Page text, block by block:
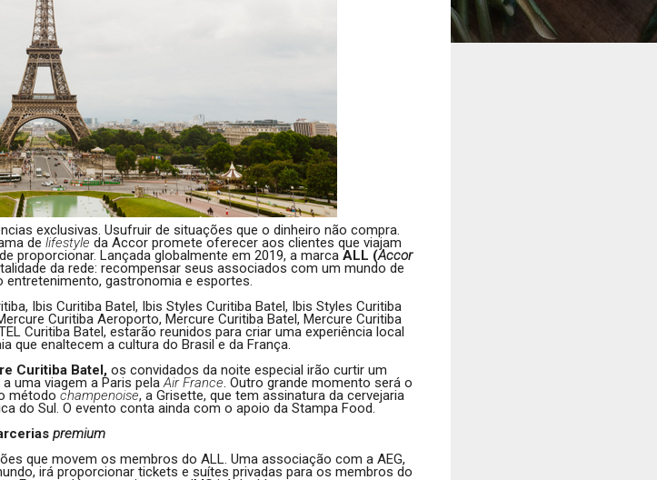
exclusivas. Usufruir de situações que o dinheiro não compra.
de lifestyle da Accor promete oferecer aos clientes que viajam
proporcionar. Lançada globalmente em 2019, a marca ALL (Accor
da rede: recompensar seus associados com um mundo de
gastronomia e esportes.
Ibis Curitiba Batel, Ibis Styles Curitiba Batel, Ibis Styles Curitiba
Curitiba Aeroporto, Mercure Curitiba Batel, Mercure Curitiba
Curitiba Batel, estarão reunidos para criar uma experiência local
que enaltecem a cultura do Brasil e da França.
Curitiba Batel,os convidados da noite especial irão curtir um
uma viagem a Paris pela Air France . Outro grande momento será o
método champenoise, a Grisette, que tem assinatura da cervejaria
do Sul. O evento conta ainda com o apoio da Stampa Food.
premium
que movem os membros do ALL. Uma associação com a AEG,
irá proporcionar tickets e suítes privadas para os membros do